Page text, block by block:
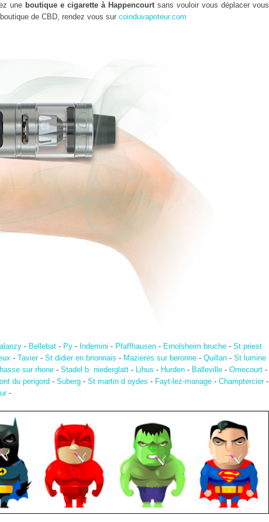
une boutique e cigarette à Happencourtsans vouloir vous déplacer vous
de CBD, rendez vous sur coinduvapoteur.com
- Bellebat - Py - Indemini - Pfaffhausen - Ernolsheim bruche - St priest
- Tavier- St didier en brionnais - Mazieres sur beronne - Quillan - St lumine
sur rhone - Stadel b. niederglatt - Lihus - Hurden - Balleville - Omecourt -
du perigord - Suberg - St martin d oydes - Fayt-lez-manage - Champtercier-
-